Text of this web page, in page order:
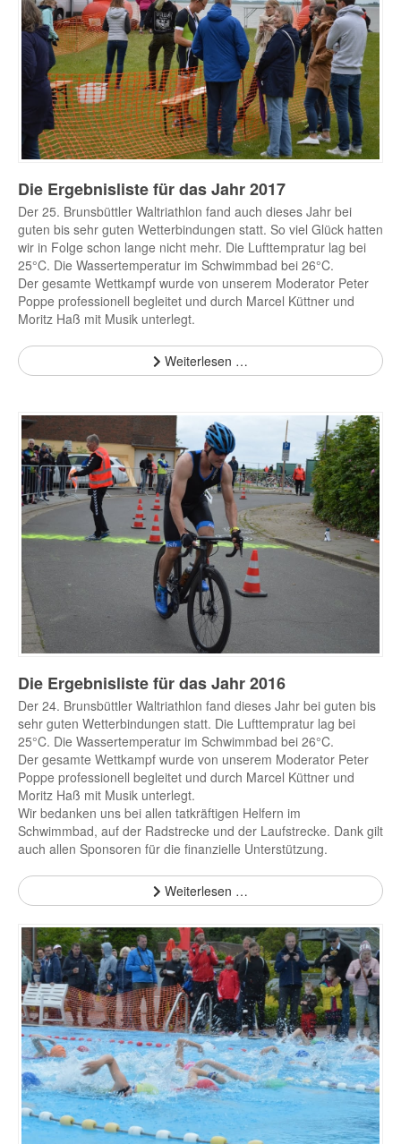
Die Ergebnisliste für das Jahr 2017
Der 25. Brunsbüttler Waltriathlon fand auch dieses Jahr bei
guten bis sehr guten Wetterbindungen statt. So viel Glück hatten
wir in Folge schon lange nicht mehr. Die Lufttempratur lag bei
25°C. Die Wassertemperatur im Schwimmbad bei 26°C.
Der gesamte Wettkampf wurde von unserem Moderator Peter
Poppe professionell begleitet und durch Marcel Küttner und
Moritz Haß mit Musik unterlegt.
Weiterlesen …
Die Ergebnisliste für das Jahr 2016
Der 24. Brunsbüttler Waltriathlon fand dieses Jahr bei guten bis
sehr guten Wetterbindungen statt. Die Lufttempratur lag bei
25°C. Die Wassertemperatur im Schwimmbad bei 26°C.
Der gesamte Wettkampf wurde von unserem Moderator Peter
Poppe professionell begleitet und durch Marcel Küttner und
Moritz Haß mit Musik unterlegt.
Wir bedanken uns bei allen tatkräftigen Helfern im
Schwimmbad, auf der Radstrecke und der Laufstrecke. Dank gilt
auch allen Sponsoren für die finanzielle Unterstützung.
Weiterlesen …